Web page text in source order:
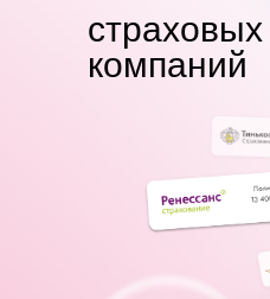
страховых
компаний